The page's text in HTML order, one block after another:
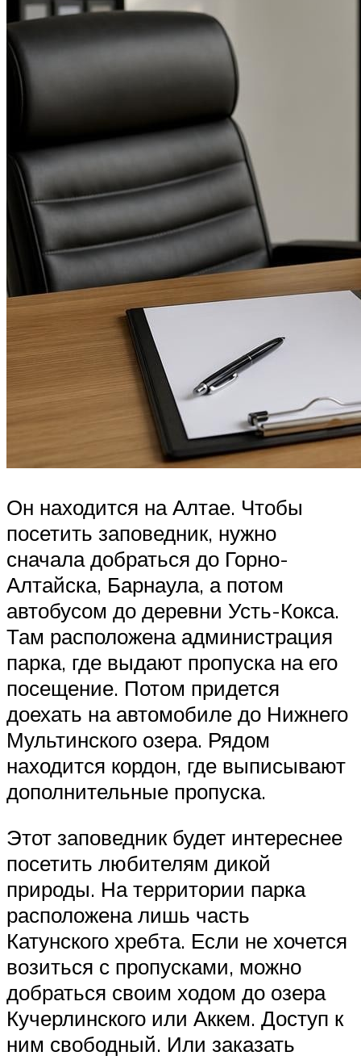
Он находится на Алтае. Чтобы
посетить заповедник, нужно
сначала добраться до Горно-
Алтайска, Барнаула, а потом
автобусом до деревни Усть-Кокса.
Там расположена администрация
парка, где выдают пропуска на его
посещение. Потом придется
доехать на автомобиле до Нижнего
Мультинского озера. Рядом
находится кордон, где выписывают
дополнительные пропуска.
Этот заповедник будет интереснее
посетить любителям дикой
природы. На территории парка
расположена лишь часть
Катунского хребта. Если не хочется
возиться с пропусками, можно
добраться своим ходом до озера
Кучерлинского или Аккем. Доступ к
ним свободный. Или заказать